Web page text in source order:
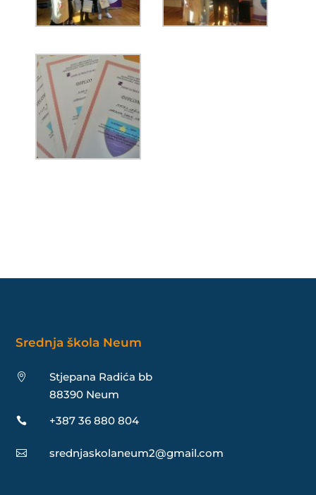
Srednja škola Neum

Stjepana Radića bb
88390 Neum
 +387 36 880 804
 srednjaskolaneum2@gmail.com